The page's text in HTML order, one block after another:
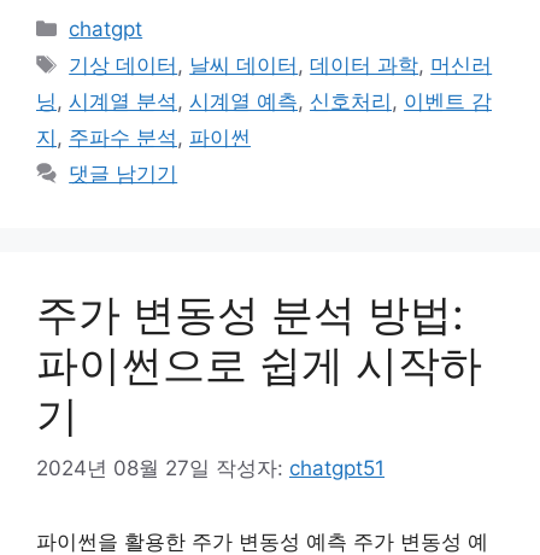
카
테
고
리
chatgpt
태
그
기상 데이터 , 날씨 데이터 ,데이터 과학, 머신러
닝 , 시계열 분석 , 시계열 예측, 신호처리 , 이벤트 감
지 , 주파수 분석 , 파이썬
댓글 남기기
주가 변동성 분석 방법:
파이썬으로 쉽게 시작하
기
2024년 08월 27일 작성자: chatgpt51
파이썬을 활용한 주가 변동성 예측 주가 변동성 예